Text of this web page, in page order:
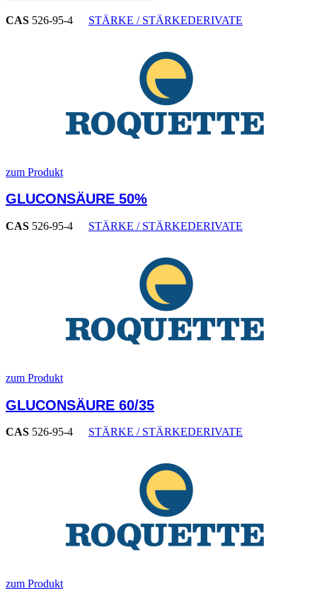
CAS 526-95-4 STÄRKE / STÄRKEDERIVATE
zum Produkt
GLUCONSÄURE 50%
CAS 526-95-4 STÄRKE / STÄRKEDERIVATE
zum Produkt
GLUCONSÄURE 60/35
CAS 526-95-4 STÄRKE / STÄRKEDERIVATE
zum Produkt